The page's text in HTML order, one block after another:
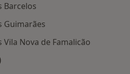
Barcelos
Guimarães
Vila Nova de Famalicão